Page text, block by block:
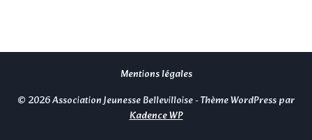
Mentions légales
© 2026 Association Jeunesse Bellevilloise - Thème WordPress par
Kadence WP